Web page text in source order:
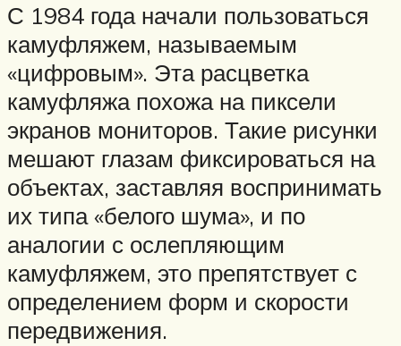
С 1984 года начали пользоваться
камуфляжем, называемым
«цифровым». Эта расцветка
камуфляжа похожа на пиксели
экранов мониторов. Такие рисунки
мешают глазам фиксироваться на
объектах, заставляя воспринимать
их типа «белого шума», и по
аналогии с ослепляющим
камуфляжем, это препятствует с
определением форм и скорости
передвижения.